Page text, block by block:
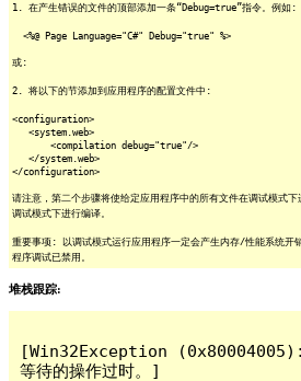
1. 在产生错误的文件的顶部添加一条“Debug=true”指令。例如:
<%@ Page Language="C#" Debug="true" %>
或:
2. 将以下的节添加到应用程序的配置文件中:
<configuration>
<system.web>
<compilation debug="true"/>
</system.web>
</configuration>
请注意，第二个步骤将使给定应用程序中的所有文件在调试模式
调试模式下进行编译。
重要事项: 以调试模式运行应用程序一定会产生内存/性能系统开
程序调试已禁用。
堆栈跟踪:
[Win32Exception (0x80004005):
等待的操作过时。]